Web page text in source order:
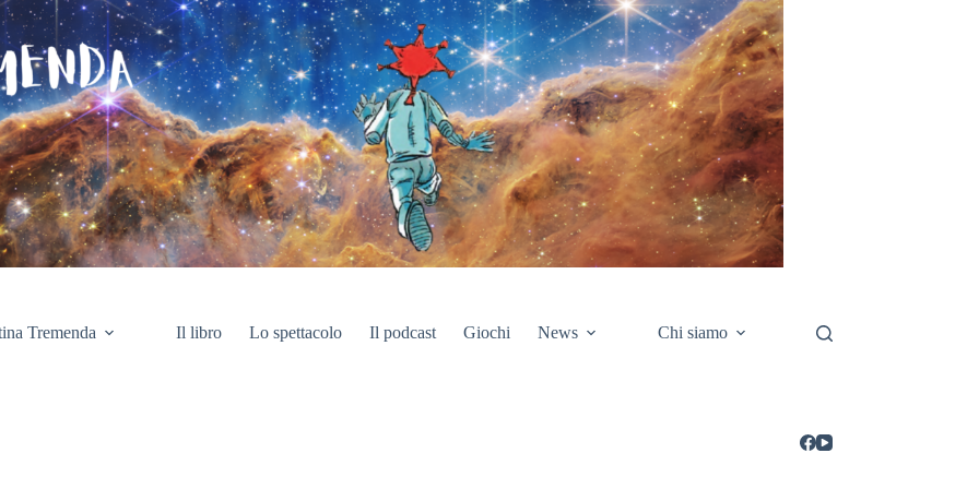
Tremenda Il libro Lo spettacolo Il podcast Giochi News Chi siamo